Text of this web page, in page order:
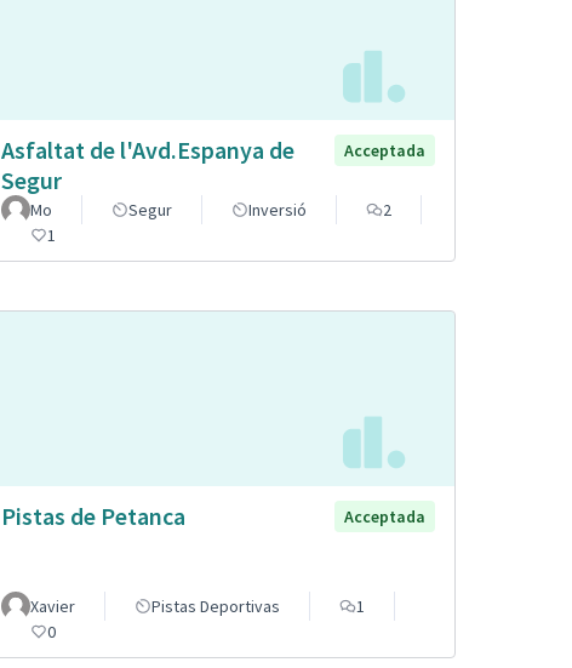
Asfaltat de l'Avd.Espanya de
Segur
Acceptada
Mo Segur Inversió
2
1
Pistas de Petanca Acceptada
Xavier Pistas Deportivas
1
0